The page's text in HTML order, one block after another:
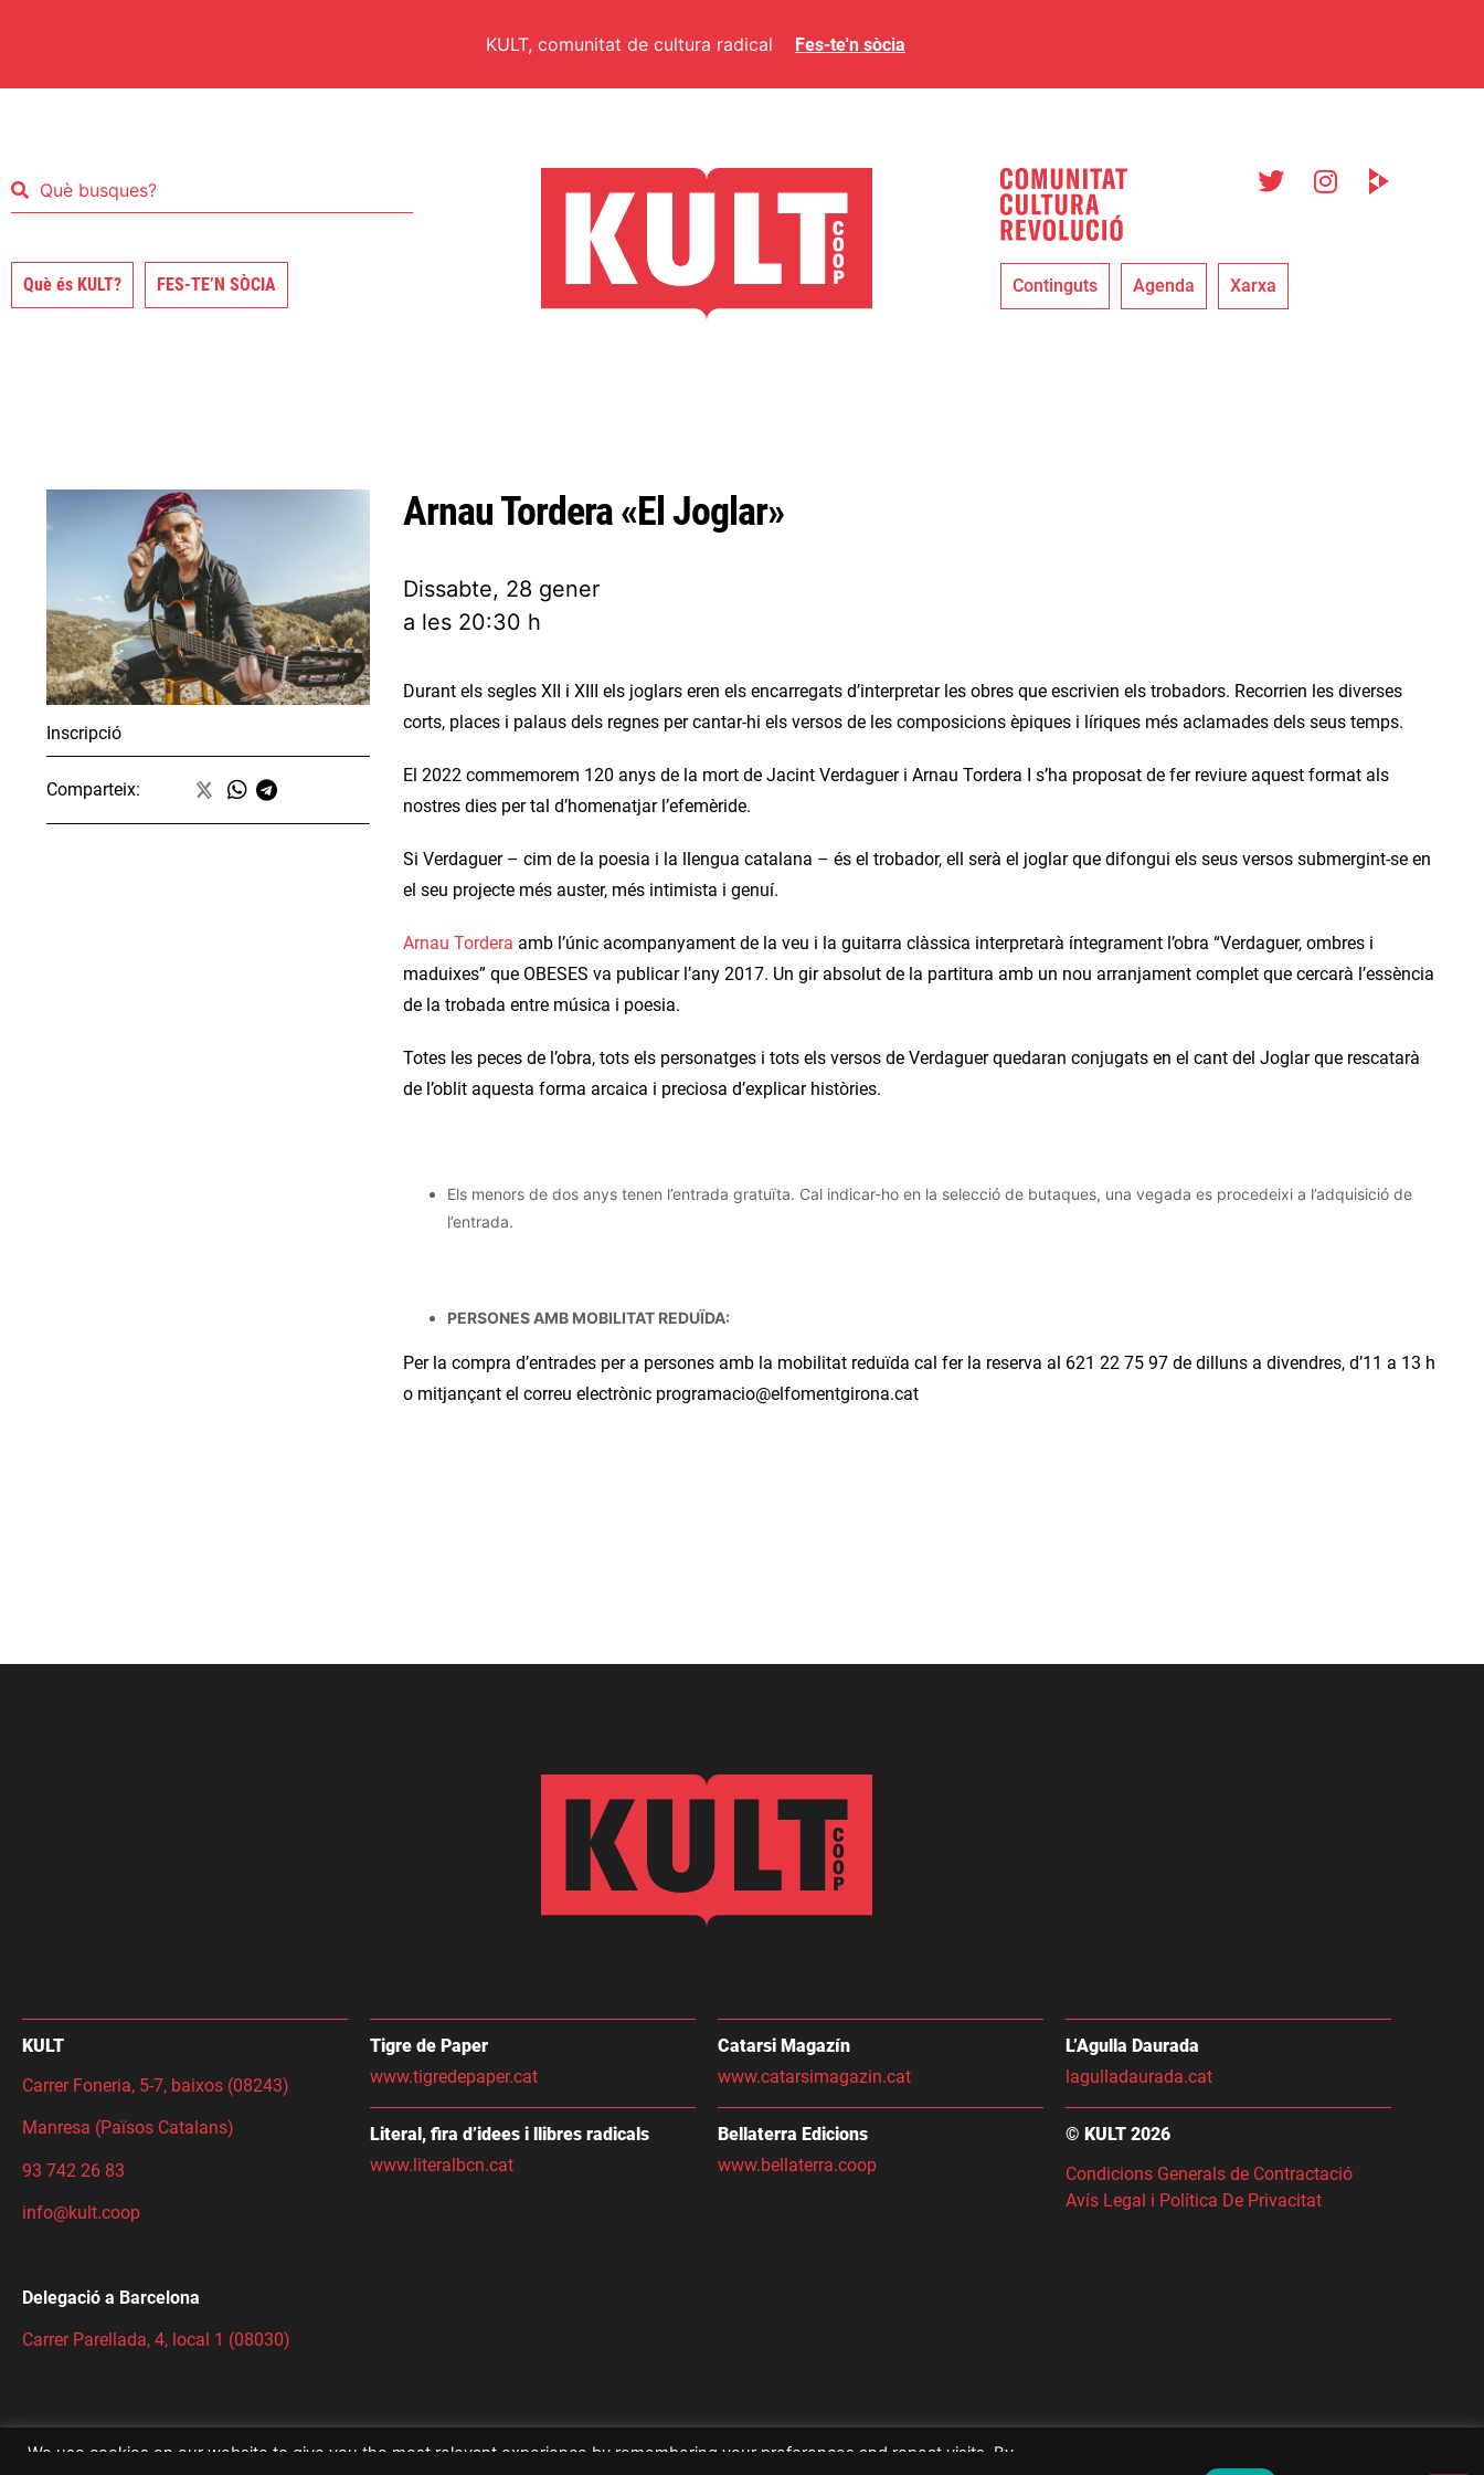
KULT, comunitat de cultura radical Fes-te'n sòcia
Què és KULT? FES-TE’N SÒCIA Continguts Agenda Xarxa
Inscripció
Comparteix:
Arnau Tordera «El Joglar»
Dissabte, 28 gener
a les 20:30 h
Durant els segles XII i XIII els joglars eren els encarregats d’interpretar les obres que escrivien els trobadors. Recorrien les diverses
corts, places i palaus dels regnes per cantar-hi els versos de les composicions èpiques i líriques més aclamades dels seus temps.
El 2022 commemorem 120 anys de la mort de Jacint Verdaguer i Arnau Tordera I s’ha proposat de fer reviure aquest format als
nostres dies per tal d’homenatjar l’efemèride.
Si Verdaguer – cim de la poesia i la llengua catalana – és el trobador, ell serà el joglar que difongui els seus versos submergint-se en
el seu projecte més auster, més intimista i genuí.
Arnau Tordera amb l’únic acompanyament de la veu i la guitarra clàssica interpretarà íntegrament l’obra “Verdaguer, ombres i
maduixes” que OBESES va publicar l’any 2017. Un gir absolut de la partitura amb un nou arranjament complet que cercarà l’essència
de la trobada entre música i poesia.
Totes les peces de l’obra, tots els personatges i tots els versos de Verdaguer quedaran conjugats en el cant del Joglar que rescatarà
de l’oblit aquesta forma arcaica i preciosa d’explicar històries.
Els menors de dos anys tenen l’entrada gratuïta. Cal indicar-ho en la selecció de butaques, una vegada es procedeixi a l’adquisició de
l’entrada.
PERSONES AMB MOBILITAT REDUÏDA:
Per la compra d’entrades per a persones amb la mobilitat reduïda cal fer la reserva al 621 22 75 97 de dilluns a divendres, d’11 a 13 h
o mitjançant el correu electrònic programacio@elfomentgirona.cat
KULT
Carrer Foneria, 5-7, baixos (08243)
Manresa (Països Catalans)
93 742 26 83
info@kult.coop
Delegació a Barcelona
Carrer Parellada, 4, local 1 (08030)
Tigre de Paper
www.tigredepaper.cat
Literal, fira d’idees i llibres radicals
www.literalbcn.cat
Catarsi Magazín
www.catarsimagazin.cat
Bellaterra Edicions
www.bellaterra.coop
L’Agulla Daurada
lagulladaurada.cat
© KULT 2026
Condicions Generals de Contractació
Avís Legal i Política De Privacitat
We use cookies on our website to give you the most relevant experience by remembering your preferences and repeat visits. By